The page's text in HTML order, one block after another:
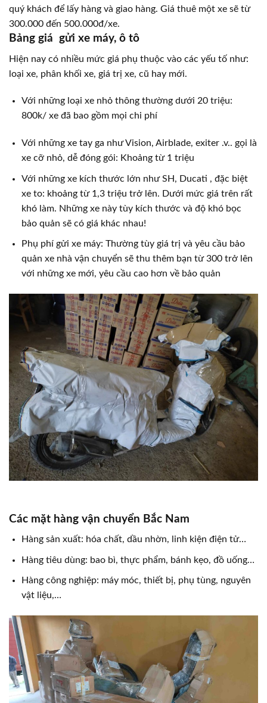
quý khách để lấy hàng và giao hàng. Giá thuê một xe sẽ từ
300.000 đến 500.000đ/xe.
Bảng giá gửi xe máy, ô tô
Hiện nay có nhiều mức giá phụ thuộc vào các yếu tố như:
loại xe, phân khối xe, giá trị xe, cũ hay mới.
Với những loại xe nhỏ thông thường dưới 20 triệu:
800k/ xe đã bao gồm mọi chi phí
Với những xe tay ga như Vision, Airblade, exiter .v.. gọi là
xe cỡ nhỏ, dễ đóng gói: Khoảng từ 1 triệu
Với những xe kích thước lớn như SH, Ducati , đặc biệt
xe to: khoảng từ 1,3 triệu trở lên. Dưới mức giá trên rất
khó làm. Những xe này tùy kích thước và độ khó bọc
bảo quản sẽ có giá khác nhau!
Phụ phí gửi xe máy: Thường tùy giá trị và yêu cầu bảo
quản xe nhà vận chuyển sẽ thu thêm bạn từ 300 trở lên
với những xe mới, yêu cầu cao hơn về bảo quản
Các mặt hàng vận chuyển Bắc Nam
Hàng sản xuất: hóa chất, dầu nhờn, linh kiện điện tử…
Hàng tiêu dùng: bao bì, thực phẩm, bánh kẹo, đồ uống…
Hàng công nghiệp: máy móc, thiết bị, phụ tùng, nguyên
vật liệu,…